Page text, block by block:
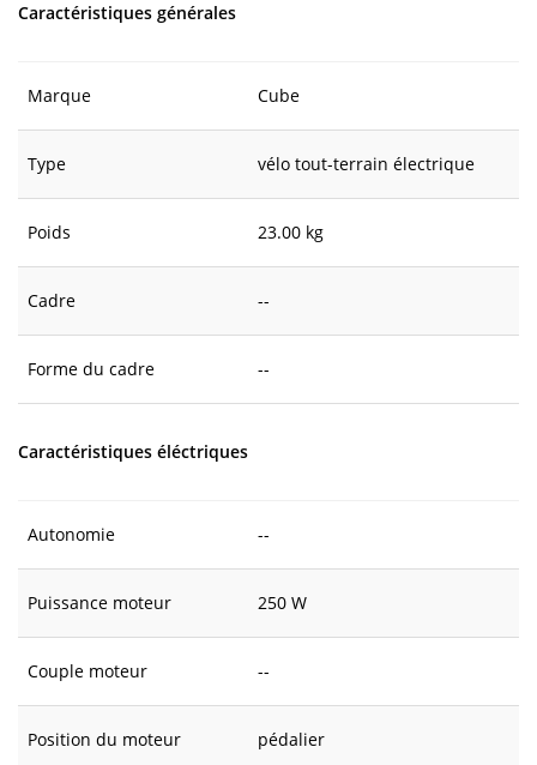
Caractéristiques générales
Marque Cube
Type vélo tout-terrain électrique
Poids 23.00 kg
Cadre --
Forme du cadre --
Caractéristiques éléctriques
Autonomie --
Puissance moteur 250 W
Couple moteur --
Position du moteur pédalier